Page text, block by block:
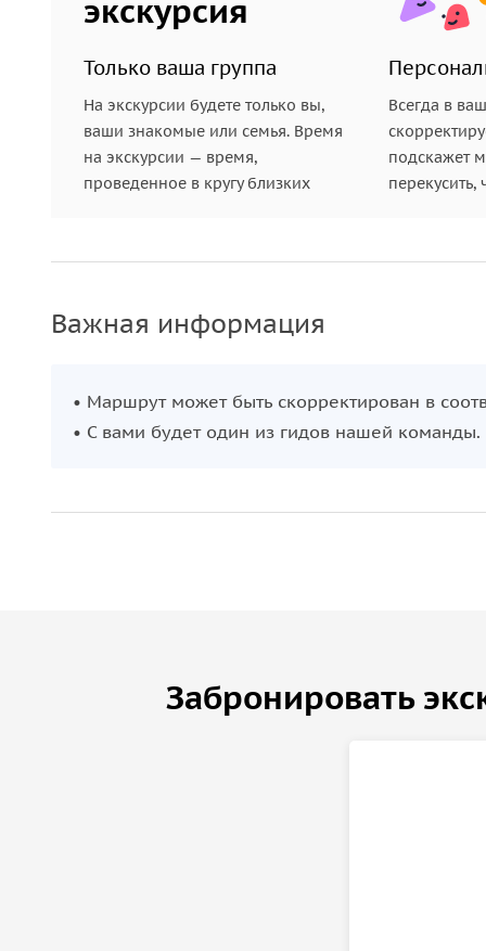
И оттуда же — шикарная панорама всего Шарм-
Памятник жертвам авиакатастрофы «Боинга-
завершается, и мы возвращаем вас в отель.
экскурсия
Только ваша группа
На экскурсии будете только вы,
ваши знакомые или семья. Время
на экскурсии — время,
проведенное в кругу близких
Всегда в
подскажет
перекусить,
Важная информация
• Маршрут может быть скорректирован в
• С вами будет один из гидов нашей команды.
Забронировать